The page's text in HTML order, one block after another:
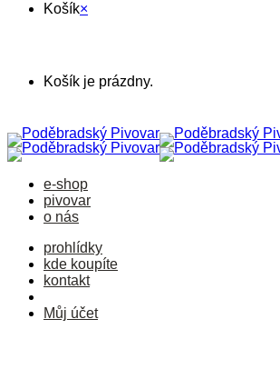
Košík×
Košík je prázdny.
e-shop
pivovar
o nás
prohlídky
kde koupíte
kontakt
Můj účet